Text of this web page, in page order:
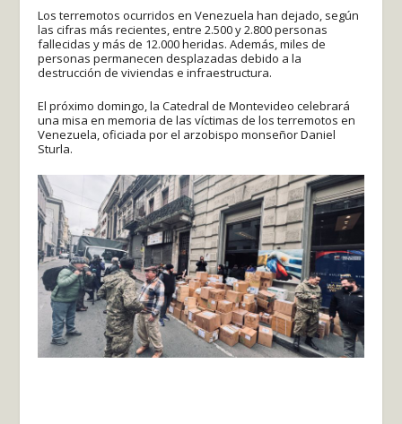
Los terremotos ocurridos en Venezuela han dejado, según
las cifras más recientes, entre 2.500 y 2.800 personas
fallecidas y más de 12.000 heridas. Además, miles de
personas permanecen desplazadas debido a la
destrucción de viviendas e infraestructura.
El próximo domingo, la Catedral de Montevideo celebrará
una misa en memoria de las víctimas de los terremotos en
Venezuela, oficiada por el arzobispo monseñor Daniel
Sturla.